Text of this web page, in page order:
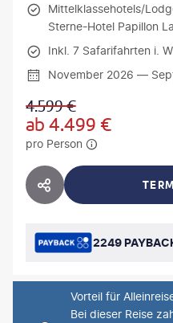
Mittelklassehotels/
Sterne-Hotel Papillon
Inkl. 7 Safarifahrten i.
November 2026 —
4.599€
ab4.499 €
pro Person
HOTEL TEILEN
2249
Vorteil für
Bei dieser Reise